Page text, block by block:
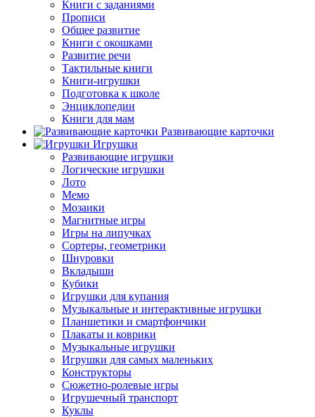
Книги с заданиями
Прописи
Общее развитие
Книги с окошками
Развитие речи
Тактильные книги
Книги-игрушки
Подготовка к школе
Энциклопедии
Книги для мам
Развивающие карточки
Игрушки
Развивающие игрушки
Логические игрушки
Лото
Мемо
Мозаики
Магнитные игры
Игры на липучках
Сортеры, геометрики
Шнуровки
Вкладыши
Кубики
Игрушки для купания
Музыкальные и интерактивные игрушки
Планшетики и смартфончики
Плакаты и коврики
Музыкальные игрушки
Игрушки для самых маленьких
Конструкторы
Сюжетно-ролевые игры
Игрушечный транспорт
Куклы